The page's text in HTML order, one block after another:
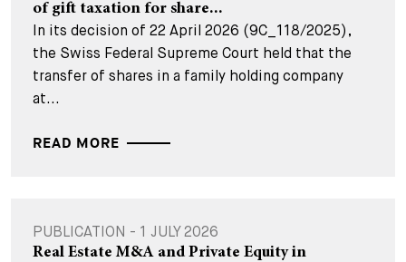
of gift taxation for share...
In its decision of 22 April 2026 (9C_118/2025),
the Swiss Federal Supreme Court held that the
transfer of shares in a family holding company
at...
READ MORE
PUBLICATION - 1 JULY 2026
Real Estate M&A and Private Equity in